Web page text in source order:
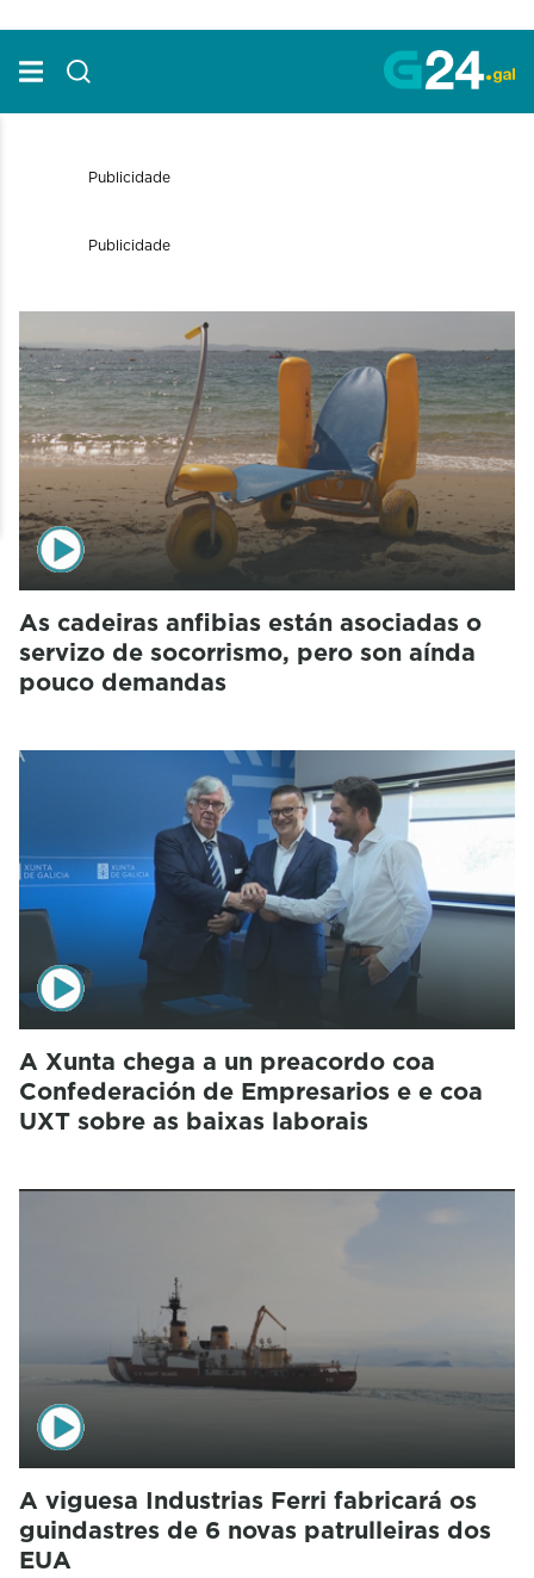
As cadeiras anfibias están asociadas o
servizo de socorrismo, pero son aínda
pouco demandas
A Xunta chega a un preacordo coa
Confederación de Empresarios e e coa
UXT sobre as baixas laborais
A viguesa Industrias Ferri fabricará os
guindastres de 6 novas patrulleiras dos
EUA
Publicidade
Publicidade